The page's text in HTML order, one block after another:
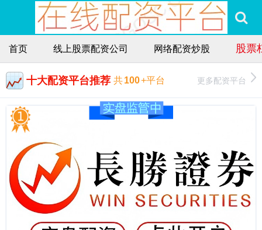
首页 线上股票配资公司 网络配资炒股 股票
十大配资平台推荐 共100+平台 更多配资平台